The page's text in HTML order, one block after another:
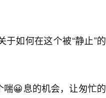
如何在这个被“静止”的
😀息的机会，让匆忙的